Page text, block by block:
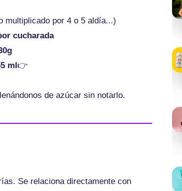
multiplicado por 4 o 5 aldía...)
cucharada
ml👉
de azúcar sin notarlo.
Se relaciona directamente con